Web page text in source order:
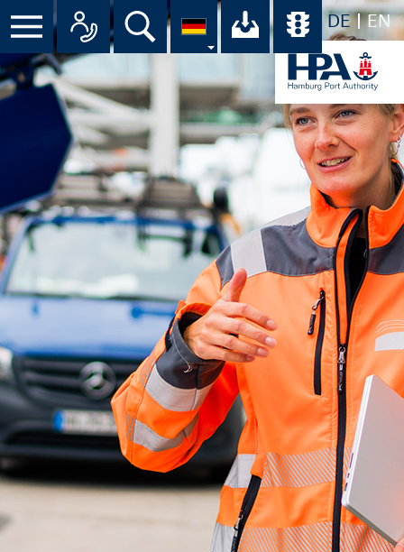
DE EN
Suche Ihr Download-